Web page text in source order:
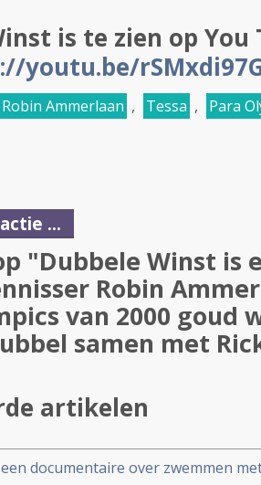
is te zien op You
youtu.be/
Robin Ammerlaan , Tessa ,
Para
...
"Dubbele Winst is
Robin
van 2000 goud
samen met
artikelen
documentaire over zwemmen